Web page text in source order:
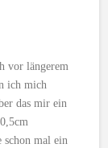
vor längerem
ich mich
das mir ein
schon mal ein